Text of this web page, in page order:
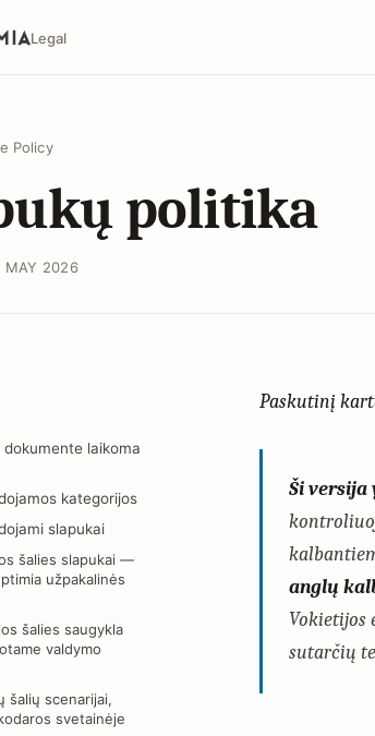
Legal
Policy
politika
MAY 2026
dokumente laikoma
kategorijos
slapukai
šalies slapukai —
užpakalinės
šalies saugykla
valdymo
šalių scenarijai,
svetainėje
Paskutinį
Ši versija
anglų
Vokietijos
sutarčių